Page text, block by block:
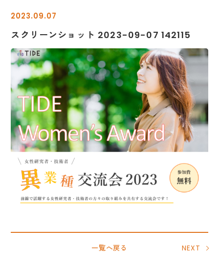
2023.09.07
スクリーンショット 2023-09-07 142115
一覧へ戻る NEXT